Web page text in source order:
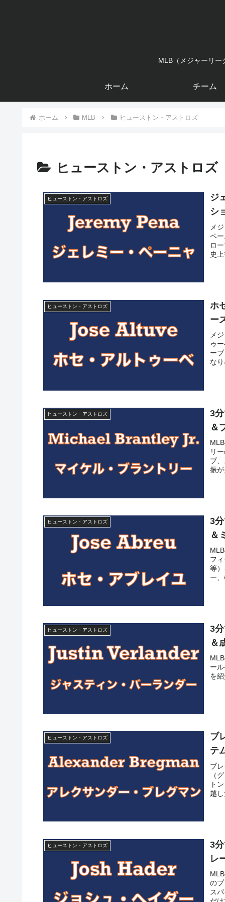
MLB（メジャーリー
ホーム チーム
ホーム MLB ヒューストン・アストロズ
ヒューストン・アストロズ
ヒューストン・アストロズ
ジ
シ
メ
ペ
ロ
史
ヒューストン・アストロズ
ホ
ー
メ
ゥ
ー
な
ヒューストン・アストロズ
3
＆
リ
ブ
振
ヒューストン・アストロズ
3
＆
フ
等
ー
ヒューストン・アストロズ
3
＆
ー
を
ヒューストン・アストロズ
ブ
テ
ブ
（
ト
越
ヒューストン・アストロズ
3
レ
の
ス